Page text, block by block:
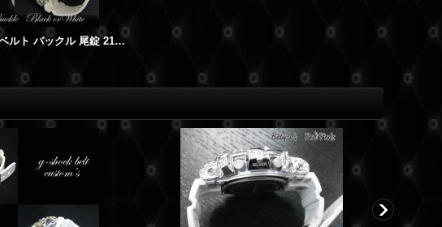
G-SHOCKカスタム ベルト バックル 尾錠 21mm用